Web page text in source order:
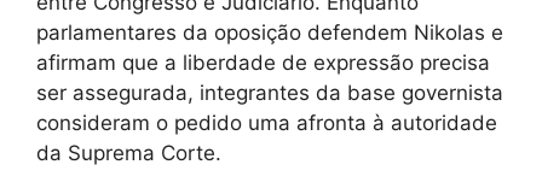
parlamentares da oposição defendem Nikolas e
afirmam que a liberdade de expressão precisa
ser assegurada, integrantes da base governista
consideram o pedido uma afronta à autoridade
da Suprema Corte.